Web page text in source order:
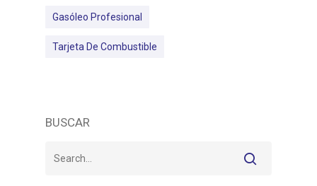
Gasóleo Profesional
Tarjeta De Combustible
BUSCAR